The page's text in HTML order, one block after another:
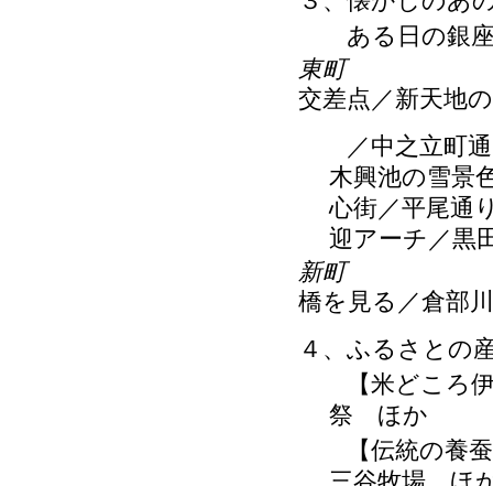
ある日の銀座
東町
交差点／新天地
／中之立町通
木興池の雪景
心街／平尾通
迎アーチ／黒
新町
橋を見る／倉部
４、ふるさとの
【米どころ伊
祭 ほか
【伝統の養蚕